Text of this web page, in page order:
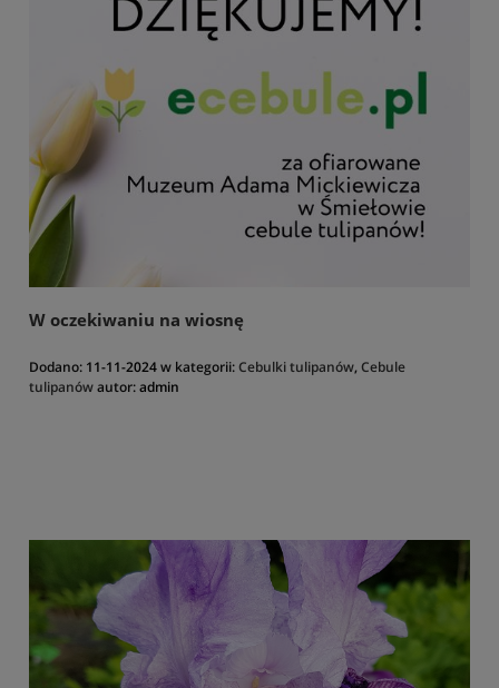
W oczekiwaniu na wiosnę
Dodano: 11-11-2024w kategorii:Cebulki tulipanów, Cebule
tulipanówautor:admin